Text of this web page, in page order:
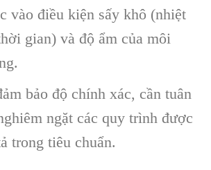
vào điều kiện sấy khô (nhiệt
gian) và độ ẩm của môi
bảo độ chính xác, cần tuân
ngặt các quy trình được
trong tiêu chuẩn.